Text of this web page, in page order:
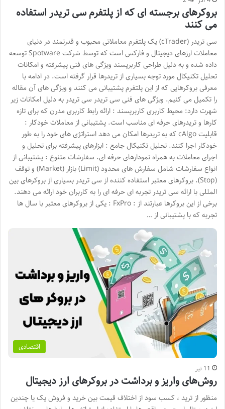
بروکرهای برجسته ای که از پلتفرم سی تریدر استفاده
می کنند
سی تریدر (cTrader) یک پلتفرم معاملاتی محبوب و قدرتمند در دنیای
معاملات ارزهای دیجیتال و فارکس است که توسط شرکت Spotware توسعه
داده شده و به دلیل طراحی کاربرپسند ویژگی های فنی پیشرفته و امکانات
تحلیل تکنیکال مورد توجه بسیاری از تریدرها قرار گرفته است. در ادامه با
معرفی بروکرهایی که از این پلتفرم پشتیبانی می کنند و ویژگی های آن مقاله
را تکمیل می کنیم. ویژگی های فنی سی تریدر سی تریدر به دلیل امکانات زیر
شهرت دارد: محیط کاربری کاربرپسند : ارائه رابط کاربری مدرن که برای تازه
کارها و تریدرهای حرفه ای مناسب است. پشتیبانی از معاملات خودکار :
قابلیت cAlgo که به تریدرها امکان می دهد استراتژی های خود را به طور
خودکار اجرا کنند. تحلیل تکنیکال جامع : ابزارهای پیشرفته برای تحلیل و
اجرای معاملات به همراه نمودارهای حرفه ای. سفارشات متنوع : پشتیبانی از
انواع سفارشات شامل سفارش های محدود (Limit) بازار (Market) و توقف
(Stop). بروکرهای معتبر استفاده کننده از سی تریدر بسیاری از بروکرهای بین
المللی با ارائه سی تریدر تجربه ای حرفه ای را به کاربران خود ارائه می دهند.
برخی از این بروکرها عبارتند از : FxPro : یکی از بروکرهای معتبر با سال ها
تجربه که با پشتیبانی از …
اقتصادی
11 تیر
روش‌های واریز و برداشت در بروکرهای ارز دیجیتال
منظور از ترید ، کسب سود از اختلاف قیمت بین خرید و فروش یک یا چندین